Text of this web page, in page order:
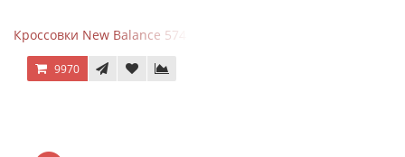
Кроссовки New Balance 574 All Black
9970